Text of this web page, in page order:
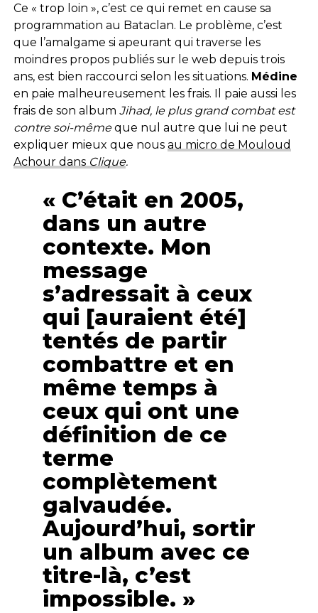
Ce « trop loin », c’est ce qui remet en cause sa
programmation au Bataclan. Le problème, c’est
que l’amalgame si apeurant qui traverse les
moindres propos publiés sur le web depuis trois
ans, est bien raccourci selon les situations. Médine
en paie malheureusement les frais. Il paie aussi les
frais de son album Jihad, le plus grand combat est
contre soi-mêmeque nul autre que lui ne peut
expliquer mieux que nous au micro de Mouloud
Achour dans Clique.
« C’était en 2005,
dans un autre
contexte. Mon
message
s’adressait à ceux
qui [auraient été]
tentés de partir
combattre et en
même temps à
ceux qui ont une
définition de ce
terme
complètement
galvaudée.
Aujourd’hui, sortir
un album avec ce
titre-là, c’est
impossible. »